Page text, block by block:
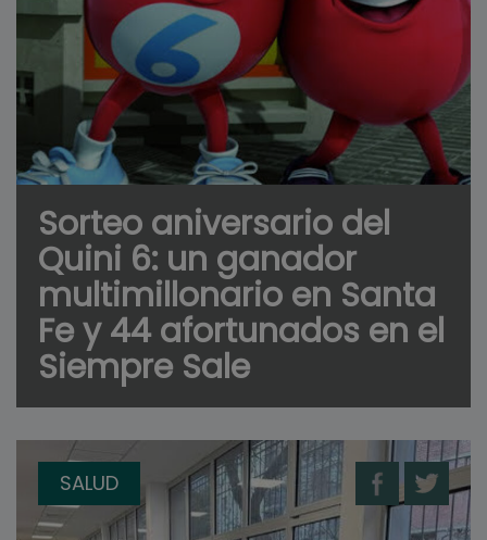
Sorteo aniversario del
Quini 6: un ganador
multimillonario en Santa
Fe y 44 afortunados en el
Siempre Sale
SALUD